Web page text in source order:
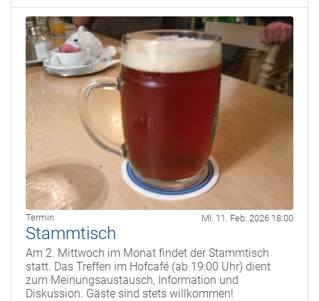
Termin Mi. 11. Feb. 2026 18:00
Stammtisch
Am 2. Mittwoch im Monat findet der Stammtisch
statt. Das Treffen im Hofcafé (ab 19:00 Uhr) dient
zum Meinungsaustausch, Information und
Diskussion. Gäste sind stets willkommen!